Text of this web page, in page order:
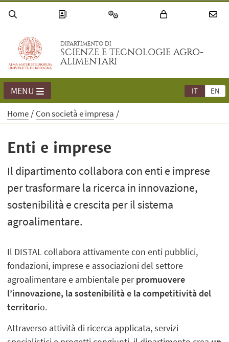
DIPARTIMENTO DI
SCIENZE E TECNOLOGIE AGRO-
ALIMENTARI
IT EN
MENU
Home Con società e impresa
Enti e imprese
Il dipartimento collabora con enti e imprese
per trasformare la ricerca in innovazione,
sostenibilità e crescita per il sistema
agroalimentare.
Il DISTAL collabora attivamente con enti pubblici,
fondazioni, imprese e associazioni del settore
agroalimentare e ambientale perpromuovere
l’innovazione, la sostenibilità e la competitività del
territorio.
Attraverso attività di ricerca applicata, servizi